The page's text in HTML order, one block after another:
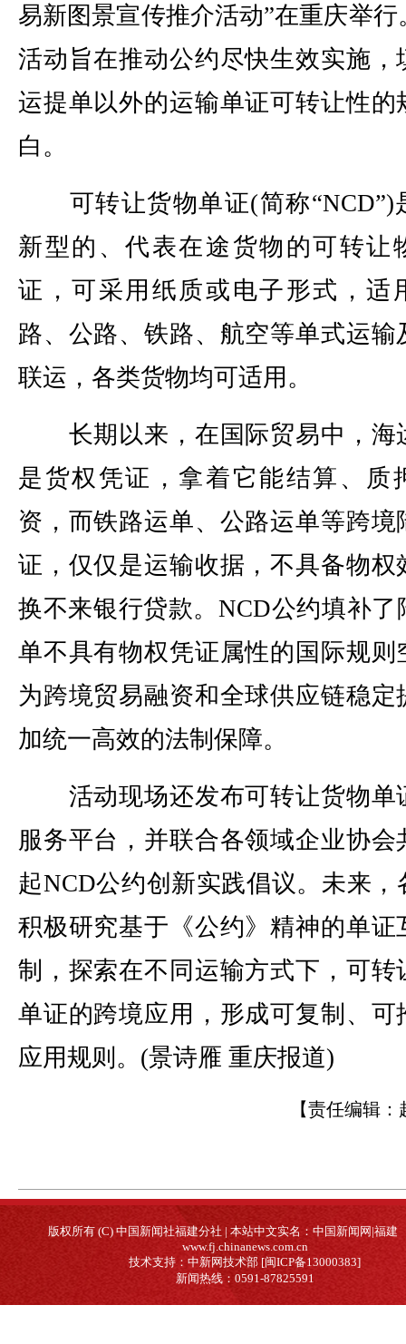
易新图景宣传推介活动”在重庆举行
活动旨在推动公约尽快生效实施，
运提单以外的运输单证可转让性的
白。
可转让货物单证(简称“NCD”)
新型的、代表在途货物的可转让
证，可采用纸质或电子形式，适
路、公路、铁路、航空等单式运输
联运，各类货物均可适用。
长期以来，在国际贸易中，海
是货权凭证，拿着它能结算、质
资，而铁路运单、公路运单等跨境
证，仅仅是运输收据，不具备物权
换不来银行贷款。NCD公约填补了
单不具有物权凭证属性的国际规则
为跨境贸易融资和全球供应链稳定
加统一高效的法制保障。
活动现场还发布可转让货物单
服务平台，并联合各领域企业协会
起NCD公约创新实践倡议。未来，
积极研究基于《公约》精神的单证
制，探索在不同运输方式下，可转
单证的跨境应用，形成可复制、可
应用规则。(景诗雁 重庆报道)
【责任编辑：
版权所有 (C) 中国新闻社福建分社 | 本站中文实名：中国新闻网|福建
www.fj.chinanews.com.cn
技术支持：中新网技术部 [闽ICP备13000383]
新闻热线：0591-87825591